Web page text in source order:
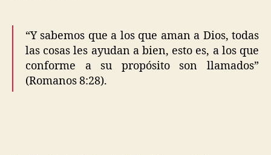
“Y sabemos que a los que aman a Dios, todas
las cosas les ayudan a bien, esto es, a los que
conforme a su propósito son llamados”
(Romanos 8:28).